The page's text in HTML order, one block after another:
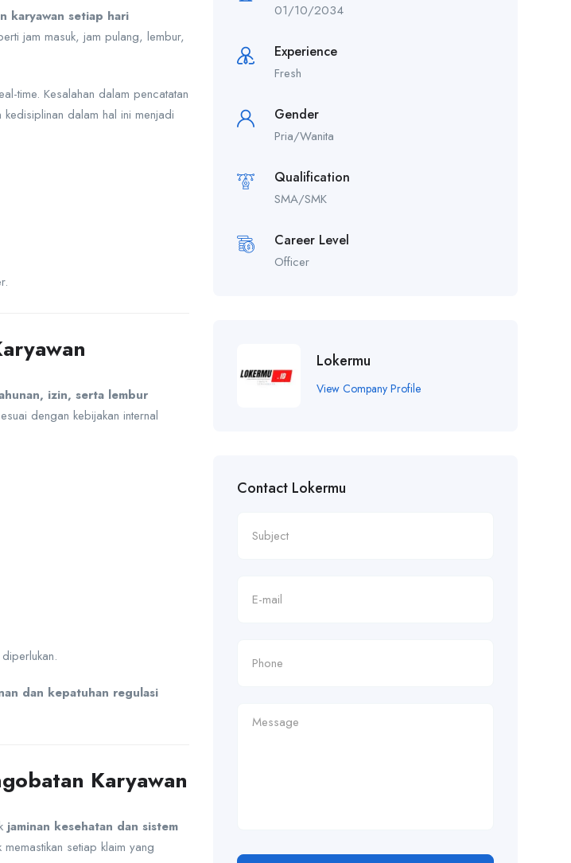
karyawan setiap hari
jam masuk, jam pulang, lembur,
time. Kesalahan dalam pencatatan
dalam hal ini menjadi
izin, serta lembur
dengan kebijakan internal
dan kepatuhan regulasi
Karyawan
jaminan kesehatan dan sistem
setiap klaim yang
01/10/2034
Experience
Fresh
Gender
Pria/Wanita
Qualification
SMA/SMK
Career Level
Officer
Lokermu
View Company Profile
Contact Lokermu